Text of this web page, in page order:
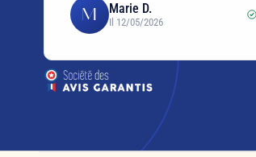
M Marie D.
Il 12/05/2026